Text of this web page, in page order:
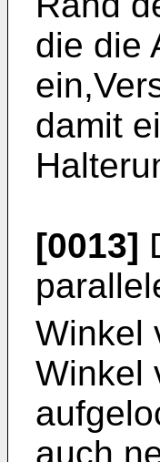
die die
damit
[0013]
Winkel
Winkel
auch